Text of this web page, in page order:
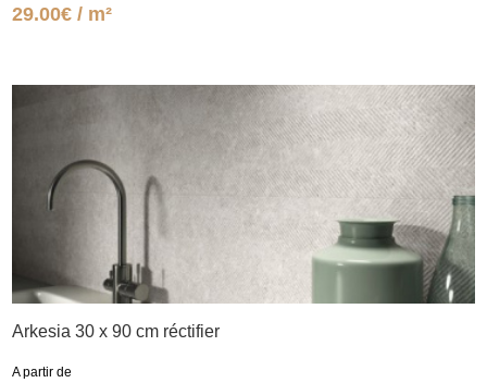
29.00€ / m²
Arkesia 30 x 90 cm réctifier
A partir de